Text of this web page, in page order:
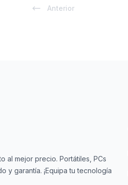
Anterior
al mejor precio. Portátiles, PCs
y garantía. ¡Equipa tu tecnología